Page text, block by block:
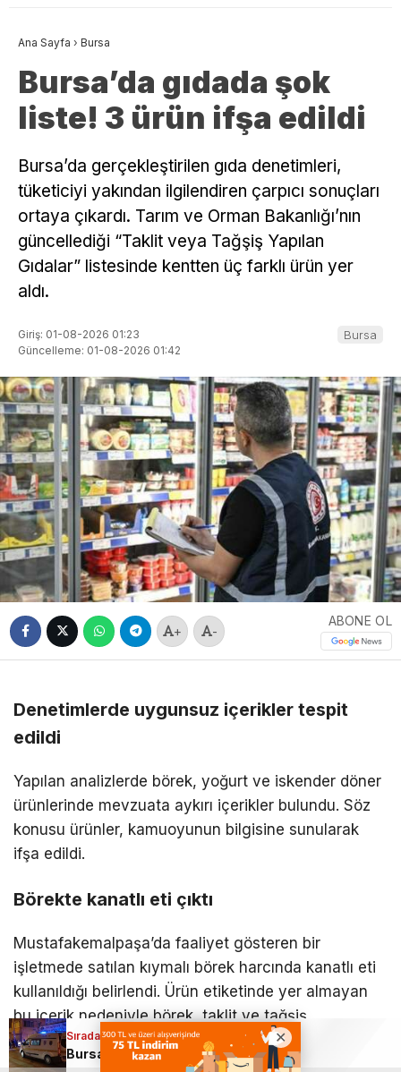
Sıradaki Haber
Bursa’da gıdada şok liste! 3 ürün ifşa edildi
Ana Sayfa › Bursa
Bursa’da gıdada şok
liste! 3 ürün ifşa edildi
Bursa’da gerçekleştirilen gıda denetimleri,
tüketiciyi yakından ilgilendiren çarpıcı sonuçları
ortaya çıkardı. Tarım ve Orman Bakanlığı’nın
güncellediği “Taklit veya Tağşiş Yapılan
Gıdalar” listesinde kentten üç farklı ürün yer
aldı.
Giriş: 01-08-2026 01:23
Güncelleme: 01-08-2026 01:42
Bursa
+ -
ABONE OL
Denetimlerde uygunsuz içerikler tespit
edildi
Yapılan analizlerde börek, yoğurt ve iskender döner
ürünlerinde mevzuata aykırı içerikler bulundu. Söz
konusu ürünler, kamuoyunun bilgisine sunularak
ifşa edildi.
Börekte kanatlı eti çıktı
Mustafakemalpaşa’da faaliyet gösteren bir
işletmede satılan kıymalı börek harcında kanatlı eti
kullanıldığı belirlendi. Ürün etiketinde yer almayan
bu içerik nedeniyle börek, taklit ve tağşiş
kapsamında değerlendirildi.
Sıradaki Haber
Bursa’da yangın faciası: 1 kişi hayatını kaybetti